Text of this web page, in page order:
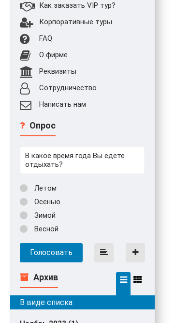
Как заказать VIP тур?
Корпоративные туры
FAQ
О фирме
Реквизиты
Сотрудничество
Написать нам
Опрос
В какое время года Вы едете
отдыхать?
Летом
Осенью
Зимой
Весной
Голосовать
Архив